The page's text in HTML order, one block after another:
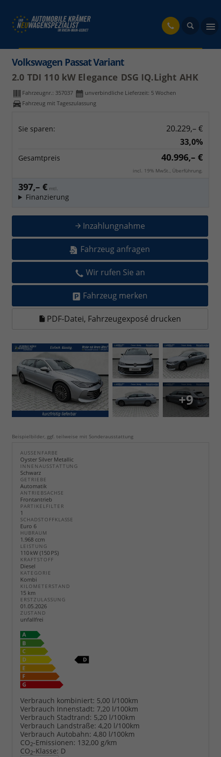
Volkswagen Passat Variant
2.0 TDI 110 kW Elegance DSG IQ.Light AHK
Fahrzeugnr.: 357037 unverbindliche Lieferzeit: 5 Wochen
Fahrzeug mit Tageszulassung
Sie sparen:
20.229,– €
33,0%
Gesamtpreis 40.996,– €
incl. 19% MwSt., Überführung.
397,– € mtl.
Finanzierung
Inzahlungnahme
Fahrzeug anfragen
Wir rufen Sie an
Fahrzeug merken
PDF-Datei, Fahrzeugexposé drucken
+9
Beispielbilder, ggf. teilweise mit Sonderausstattung
AUSSENFARBE
Oyster Silver Metallic
INNENAUSSTATTUNG
Schwarz
GETRIEBE
Automatik
ANTRIEBSACHSE
Frontantrieb
PARTIKELFILTER
1
SCHADSTOFFKLASSE
Euro 6
HUBRAUM
1.968 ccm
LEISTUNG
110 kW (150 PS)
KRAFTSTOFF
Diesel
KATEGORIE
Kombi
KILOMETERSTAND
15 km
ERSTZULASSUNG
01.05.2026
ZUSTAND
unfallfrei
Verbrauch kombiniert: 5,00 l/100km
Verbrauch Innenstadt: 7,20 l/100km
Verbrauch Stadtrand: 5,20 l/100km
Verbrauch Landstraße: 4,20 l/100km
Verbrauch Autobahn: 4,80 l/100km
CO2-Emissionen: 132,00 g/km
CO2-Klasse: D